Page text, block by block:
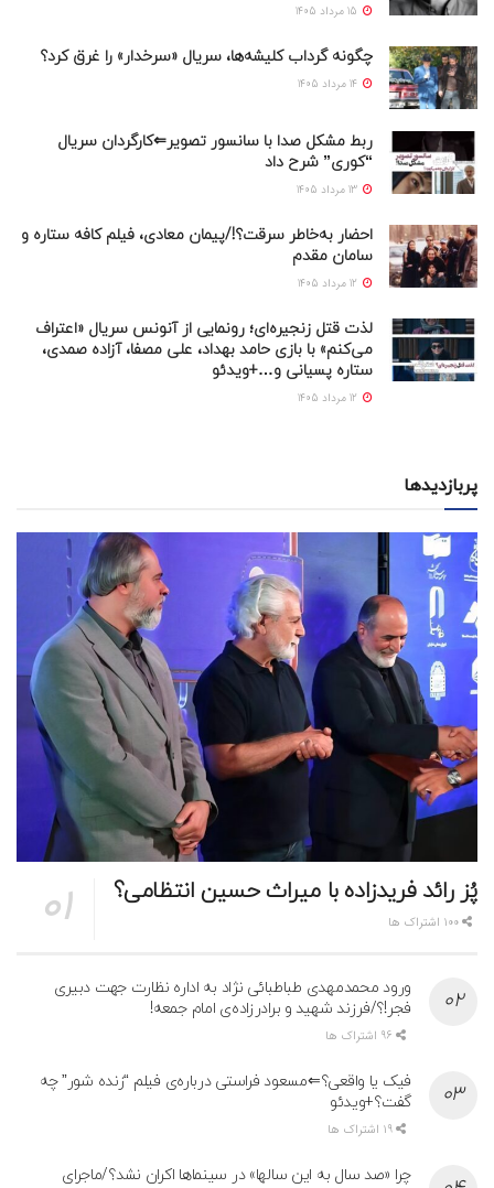
چگونه گرداب کلیشه‌ها، سریال «سرخدار» را غرق کرد؟
ربط مشکل صدا با سانسور تصویر⇐کارگردان سریال
“کوری” شرح داد
احضار به‌خاطر سرقت؟!/پیمان معادی، فیلم کافه ستاره و
سامان مقدم
لذت قتل زنجیره‌ای؛ رونمایی از آنونس سریال «اعتراف
می‌کنم» با بازی حامد بهداد، علی مصفا، آزاده صمدی،
ستاره پسیانی و…+ویدئو
پربازدیدها
پُز رائد فریدزاده با میراث حسین انتظامی؟
ورود محمدمهدی طباطبائی نژاد به اداره نظارت جهت دبیری
فجر!؟/فرزند شهید و برادرزاده‌ی امام جمعه!
فیک یا واقعی؟⇐مسعود فراستی درباره‌ی فیلم “زنده شور” چه
گفت؟+ویدئو
چرا «صد سال به این سالها» در سینماها اکران نشد؟/ماجرای